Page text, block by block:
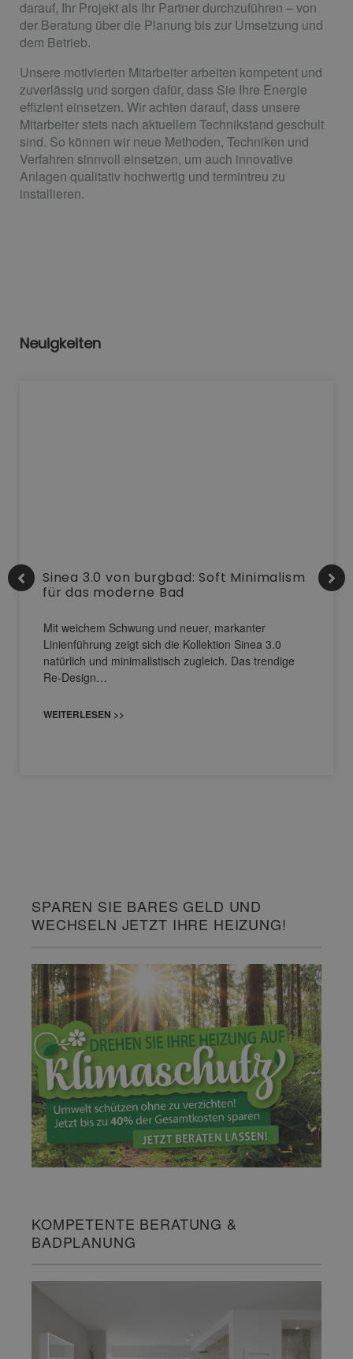
darauf, Ihr Projekt als Ihr Partner durchzuführen – von
der Beratung über die Planung bis zur Umsetzung und
dem Betrieb.
Unsere motivierten Mitarbeiter arbeiten kompetent und
zuverlässig und sorgen dafür, dass Sie Ihre Energie
effizient einsetzen. Wir achten darauf, dass unsere
Mitarbeiter stets nach aktuellem Technikstand geschult
sind. So können wir neue Methoden, Techniken und
Verfahren sinnvoll einsetzen, um auch innovative
Anlagen qualitativ hochwertig und termintreu zu
installieren.
Neuigkeiten
Sinea 3.0 von burgbad: Soft Minimalism
für das moderne Bad
Mit weichem Schwung und neuer, markanter
Linienführung zeigt sich die Kollektion Sinea 3.0
natürlich und minimalistisch zugleich. Das trendige
Re-Design…
WEITERLESEN >>
SPAREN SIE BARES GELD UND
WECHSELN JETZT IHRE HEIZUNG!
KOMPETENTE BERATUNG &
BADPLANUNG